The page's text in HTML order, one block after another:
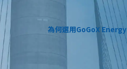
為何選用GoGoX Energy